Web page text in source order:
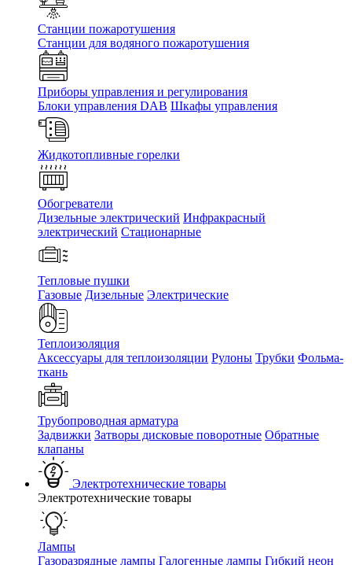
Станции пожаротушения
Станции для водяного пожаротушения
Приборы управления и регулирования
Блоки управления DAB Шкафы управления
Жидкотопливные горелки
Обогреватели
Дизельные электрический Инфракрасный
электрический Стационарные
Тепловые пушки
Газовые Дизельные Электрические
Теплоизоляция
Аксессуары для теплоизоляции Рулоны Трубки Фольма-
ткань
Трубопроводная арматура
Задвижки Затворы дисковые поворотные Обратные
клапаны
Электротехнические товары
Электротехнические товары
Лампы
Газоразрядные лампы Галогенные лампы Гибкий неон